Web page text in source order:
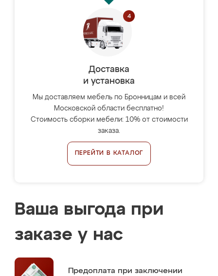
Доставка
и установка
Мы доставляем мебель по Бронницам и всей
Московской области бесплатно!
Стоимость сборки мебели: 10% от стоимости
заказа.
ПЕРЕЙТИ В КАТАЛОГ
Ваша выгода при
заказе у нас
Предоплата при заключении